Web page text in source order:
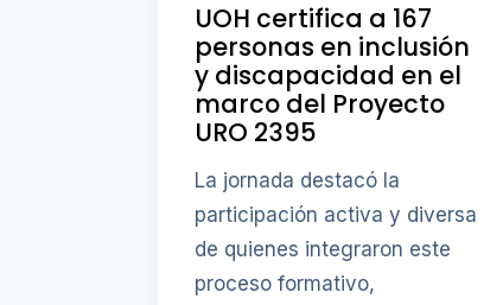
UOH certifica a 167
personas en inclusión
y discapacidad en el
marco del Proyecto
URO 2395
La jornada destacó la
participación activa y diversa
de quienes integraron este
proceso formativo,